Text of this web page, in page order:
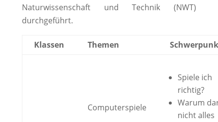
Naturwissenschaft und Technik (NWT)
durchgeführt.
Klassen Themen
Computerspiele
Spiele ich
richtig?
Warum
nicht alles